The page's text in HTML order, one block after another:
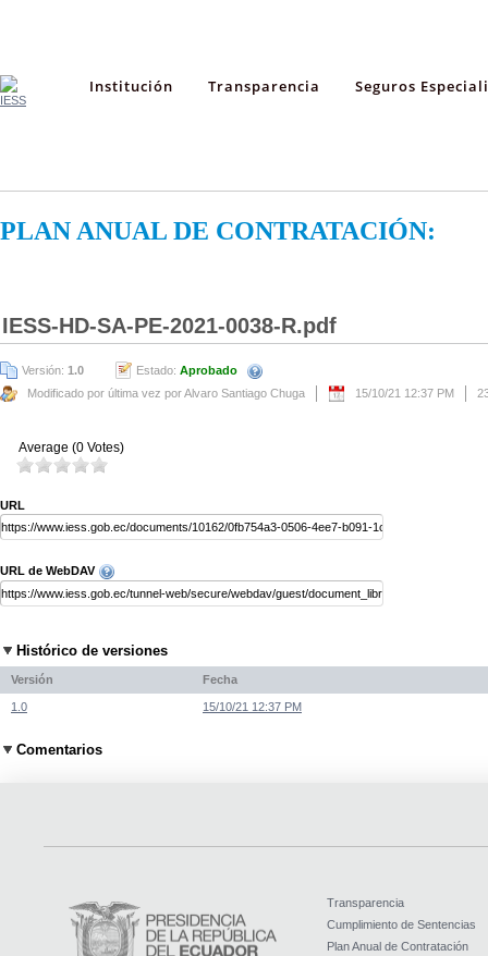
Institución Transparencia Seguros
PLAN ANUAL DE CONTRATACIÓN:
IESS-HD-SA-PE-2021-0038-R.pdf
Versión: 1.0 Estado: Aprobado
Modificado por última vez por Alvaro Santiago Chuga
15/10/21 12:37 PM
Average (0 Votes)
URL
URL de WebDAV
Histórico de versiones
Versión Fecha
1.0 15/10/21 12:37 PM
Comentarios
Transparencia
Cumplimiento de Sentencias
Plan Anual de Contratación